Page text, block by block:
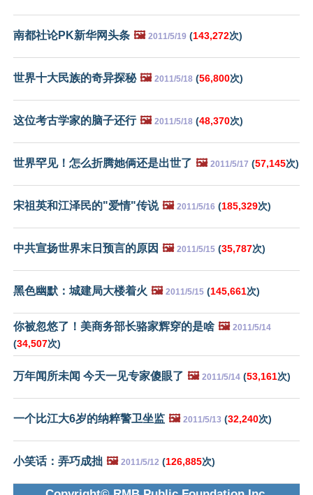
南都社论PK新华网头条 🖼️ 2011/5/19 (143,272次)
世界十大民族的奇异探秘 🖼️ 2011/5/18 (56,800次)
这位考古学家的脑子还行 🖼️ 2011/5/18 (48,370次)
世界罕见！怎么折腾她俩还是出世了 🖼️ 2011/5/17 (57,145次)
宋祖英和江泽民的"爱情"传说 🖼️ 2011/5/16 (185,329次)
中共宣扬世界末日预言的原因 🖼️ 2011/5/15 (35,787次)
黑色幽默：城建局大楼着火 🖼️ 2011/5/15 (145,661次)
你被忽悠了！美商务部长骆家辉穿的是啥 🖼️ 2011/5/14
(34,507次)
万年闻所未闻 今天一见专家傻眼了 🖼️ 2011/5/14 (53,161次)
一个比江大6岁的纳粹警卫坐监 🖼️ 2011/5/13 (32,240次)
小笑话：弄巧成拙 🖼️ 2011/5/12 (126,885次)